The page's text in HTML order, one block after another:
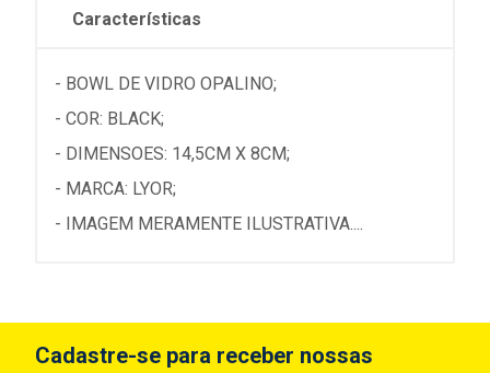
Características
- BOWL DE VIDRO OPALINO;
- COR: BLACK;
- DIMENSOES: 14,5CM X 8CM;
- MARCA: LYOR;
- IMAGEM MERAMENTE ILUSTRATIVA....
Cadastre-se para receber nossas